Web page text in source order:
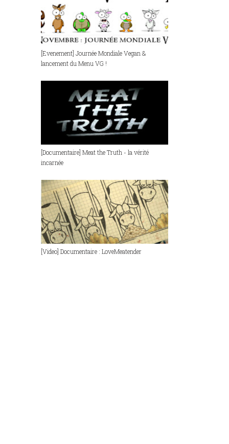
[Evenement] Journée Mondiale Vegan &
lancement du Menu VG !
[Documentaire] Meat the Truth - la vérité
incarnée
[Video] Documentaire : LoveMeatender